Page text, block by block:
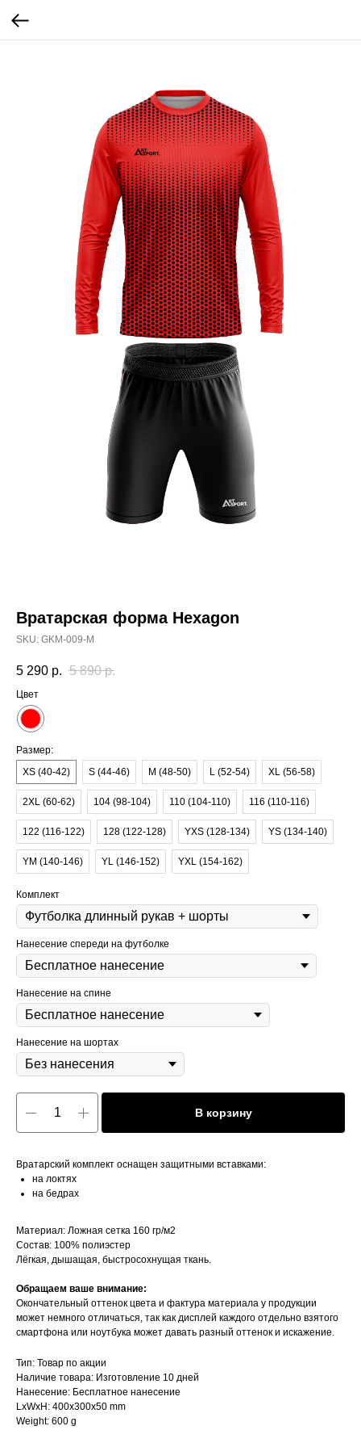
Вратарская форма Hexagon
SKU: GKM-009-M
5 290 р. 5 890 р.
Цвет
Размер:
XS (40-42)
S (44-46) M (48-50) L (52-54) XL (56-58)
2XL (60-62) 104 (98-104) 110 (104-110) 116 (110-116)
122 (116-122) 128 (122-128) YXS (128-134) YS (134-140)
YM (140-146) YL (146-152) YXL (154-162)
Комплект
Нанесение спереди на футболке
Нанесение на спине
Нанесение на шортах
В корзину
Вратарский комплект оснащен защитными вставками:
на локтях
на бедрах
Материал: Ложная сетка 160 гр/м2
Состав: 100% полиэстер
Лёгкая, дышащая, быстросохнущая ткань.
Обращаем ваше внимание:
Окончательный оттенок цвета и фактура материала у продукции
может немного отличаться, так как дисплей каждого отдельно взятого
смартфона или ноутбука может давать разный оттенок и искажение.
Тип: Товар по акции
Наличие товара: Изготовление 10 дней
Нанесение: Бесплатное нанесение
LxWxH: 400x300x50 mm
Weight: 600 g